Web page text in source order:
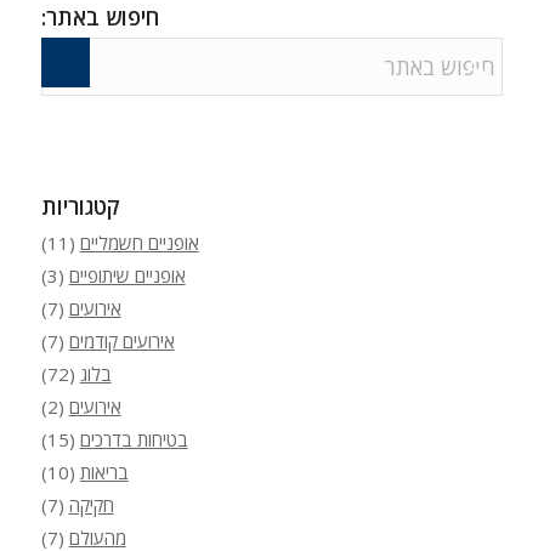
חיפוש באתר:
קטגוריות
אופניים חשמליים (11)
אופניים שיתופיים (3)
אירועים (7)
אירועים קודמים (7)
בלוג (72)
אירועים (2)
בטיחות בדרכים (15)
בריאות (10)
חקיקה (7)
מהעולם (7)